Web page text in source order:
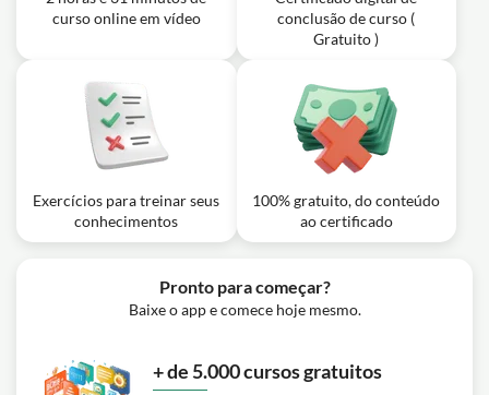
Exercício: Em relação à Lei de Tortura, é correto afirmar
que o crime de tortura é considerado inafiançável,
insuscetível de graça ou anistia?
Lei Complementar número 417 de 29 de Dezembro de
2004?
Aula em vídeo: GUARDA CIVIL
MUNICIPAL JUNDIAÍ-SP | DIREITO
CONSTITUCIONAL - RESOLUÇÃO DE
QUESTÕES VUNESP
Exercício: De acordo com o Artigo 5º da Constituição
permitido o ingresso em domicílio sem consentimento
do morador?
curso online em vídeo
conclusão de curso (
Gratuito )
Exercícios para treinar seus
conhecimentos
100% gratuito, do conteúdo
ao certificado
Pronto para começar?
Baixe o app e comece hoje mesmo.
+ de 5.000 cursos gratuitos